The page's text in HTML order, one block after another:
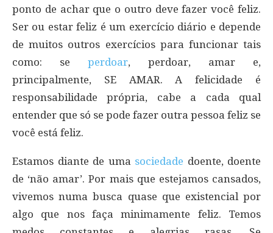
ponto de achar que o outro deve fazer você feliz.
Ser ou estar feliz é um exercício diário e depende
de muitos outros exercícios para funcionar tais
como: se perdoar, perdoar, amar e,
principalmente, SE AMAR. A felicidade é
responsabilidade própria, cabe a cada qual
entender que só se pode fazer outra pessoa feliz se
você está feliz.
Estamos diante de uma sociedade doente, doente
de ‘não amar’. Por mais que estejamos cansados,
vivemos numa busca quase que existencial por
algo que nos faça minimamente feliz. Temos